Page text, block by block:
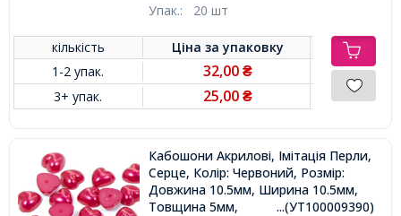
Упак.: 20 шт
кількість Ціна заупаковку
1-2 упак.
32,00₴
3+ упак. 25,00₴
Кабошони Акрилові, Імітація Перли,
Серце, Колір: Червоний, Розмір:
Довжина 10.5мм, Ширина 10.5мм,
Товщина 5мм,
...(УТ100009390)